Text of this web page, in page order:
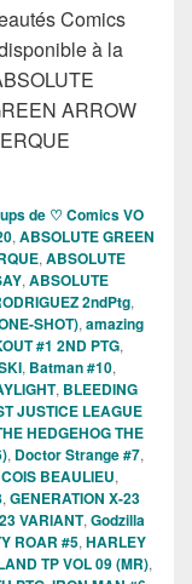
Comics
à la
ARROW
VO de la semaine
de ♡ Comics VO
, ABSOLUTE GREEN
, ABSOLUTE
, ABSOLUTE
2ndPtg,
SHOT), amazing
#1 2ND PTG,
, Batman #10,
, BLEEDING
JUSTICE LEAGUE
HEDGEHOG THE
, Doctor Strange #7,
BEAULIEU,
, GENERATION X-23
VARIANT, Godzilla
ROAR #5, HARLEY
TP VOL 09 (MR),